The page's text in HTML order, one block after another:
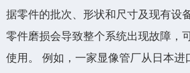
据零件的批次、形状和尺寸及现有设
零件磨损会导致整个系统出现故障，
使用。 例如，一家显像管厂从日本进